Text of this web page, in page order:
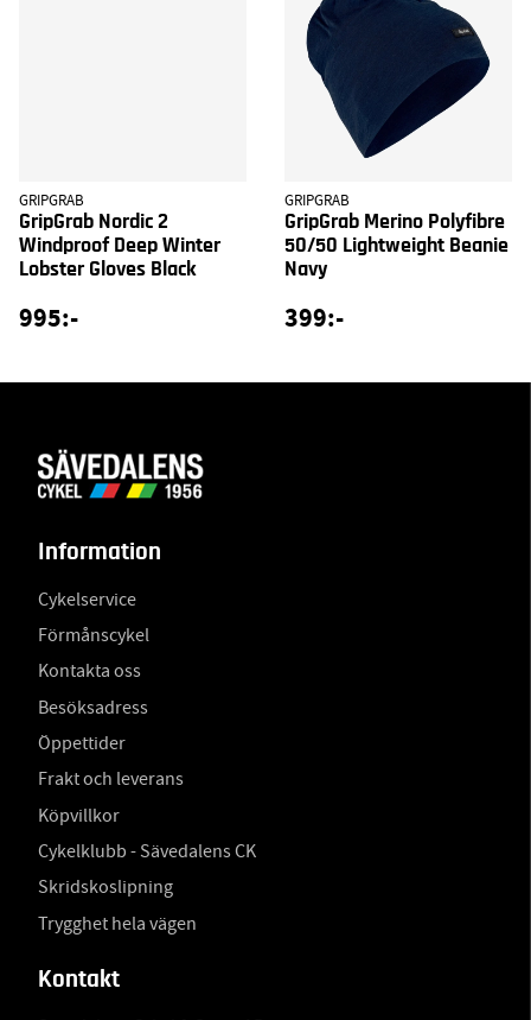
GRIPGRAB
GripGrab Nordic 2
Windproof Deep Winter
Lobster Gloves Black
995:-
GRIPGRAB
GripGrab Merino Polyfibre
50/50 Lightweight Beanie
Navy
399:-
Information
Cykelservice
Förmånscykel
Kontakta oss
Besöksadress
Öppettider
Frakt och leverans
Köpvillkor
Cykelklubb - Sävedalens CK
Skridskoslipning
Trygghet hela vägen
Kontakt